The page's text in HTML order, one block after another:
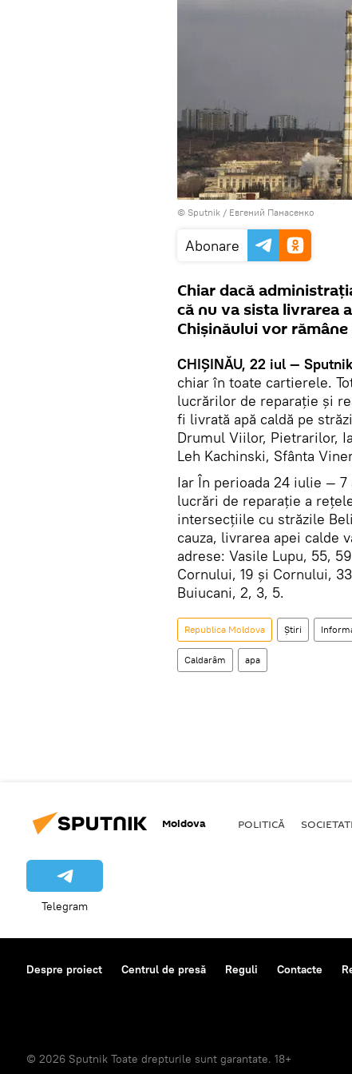
© Sputnik / Евгений Панасенко
Abonare
Chiar dacă
că nu va sista livrarea
Chișinăului vor
CHIŞINĂU, 22 iul —
chiar în toate cartierele.
lucrărilor de reparație și
fi livrată apă caldă pe
Drumul Viilor, Pietrarilor,
Leh Kachinski, Sfânta
Iar În perioada 24 iulie —
lucrări de reparație a
intersecțiile cu străzile
cauza, livrarea apei calde
adrese: Vasile Lupu, 55,
Cornului, 19 și Cornului,
Buiucani, 2, 3, 5.
Republica Moldova Știri
Caldarâm apa
Moldova POLITICĂ
Telegram
Despre proiect Centrul de presă Reguli Contacte
© 2026 Sputnik Toate drepturile sunt garantate. 18+